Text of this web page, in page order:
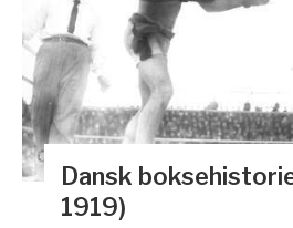
Dansk
1919)